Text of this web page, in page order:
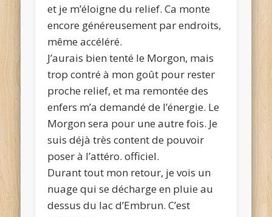
et je m’éloigne du relief. Ca monte
encore généreusement par endroits,
même accéléré.
J’aurais bien tenté le Morgon, mais
trop contré à mon goût pour rester
proche relief, et ma remontée des
enfers m’a demandé de l’énergie. Le
Morgon sera pour une autre fois. Je
suis déjà très content de pouvoir
poser à l’attéro. officiel.
Durant tout mon retour, je vois un
nuage qui se décharge en pluie au
dessus du lac d’Embrun. C’est